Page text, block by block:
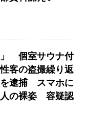
」 個室サウナ付
客の盗撮繰り返
逮捕 スマホに
人の裸姿 容疑認